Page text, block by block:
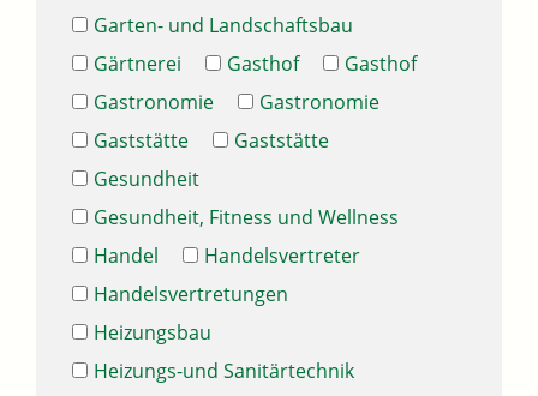
Garten- und Landschaftsbau
Gärtnerei
Gasthof
Gasthof
Gastronomie
Gastronomie
Gaststätte
Gaststätte
Gesundheit
Gesundheit, Fitness und Wellness
Handel
Handelsvertreter
Handelsvertretungen
Heizungsbau
Heizungs-und Sanitärtechnik